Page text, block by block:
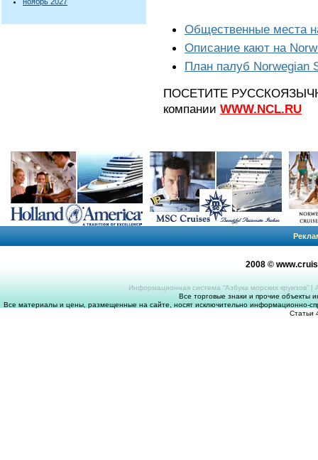
Общественные места
Описание кают на
План палуб Norwegian
ПОСЕТИТЕ
компании WWW.NCL.RU
2008 ©
Информационная система “Азбука морских круизов” |
Все торговые знаки и прочие объекты
Все материалы и цены, размещенные на сайте, носят исключительно информационно-
Статьи